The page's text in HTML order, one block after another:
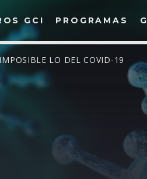
GCI PROGRAMAS
GRADO
DE BETO ZAMORA
LO DEL COVID-19